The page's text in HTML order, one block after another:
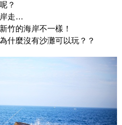
？
走…
竹的海岸不一樣！
什麼沒有沙灘可以玩？？